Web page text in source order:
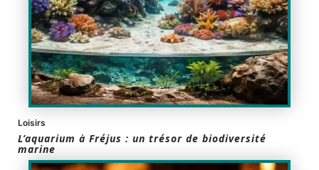
Loisirs
L’aquarium à Fréjus : un trésor de biodiversité
marine